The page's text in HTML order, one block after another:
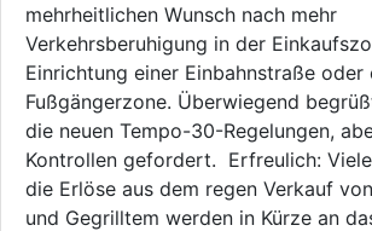
mehrheitlichen Wunsch nach mehr
Verkehrsberuhigung in der
Einrichtung einer Einbahnstraße oder
Fußgängerzone. Überwiegend
die neuen Tempo-30-Regelungen,
Kontrollen gefordert. Erfreulich:
die Erlöse aus dem regen Verkauf
und Gegrilltem werden in Kürze an